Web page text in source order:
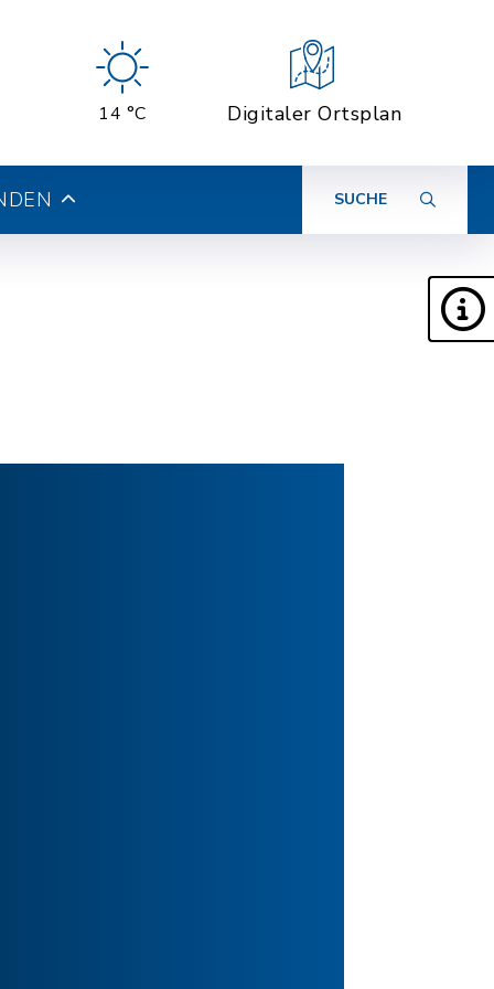
14 °C Digitaler Ortsplan
SUCHE